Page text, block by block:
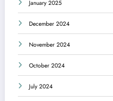
January 2025
December 2024
November 2024
October 2024
July 2024